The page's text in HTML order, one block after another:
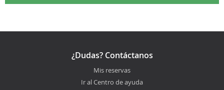
¿Dudas? Contáctanos
Mis reservas
Ir al Centro de ayuda